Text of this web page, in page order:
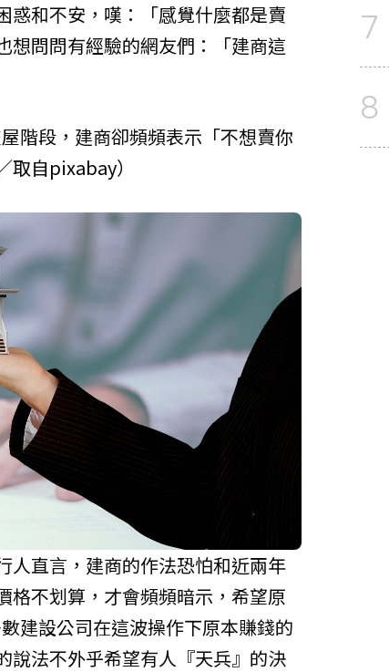
惑和不安，嘆：「感覺什麼都是賣
想問問有經驗的網友們：「建商這
階段，建商卻頻頻表示「不想賣你
取自pixabay）
人直言，建商的作法恐怕和近兩年
格不划算，才會頻頻暗示，希望原
建設公司在這波操作下原本賺錢的
說法不外乎希望有人『天兵』的決
7
8